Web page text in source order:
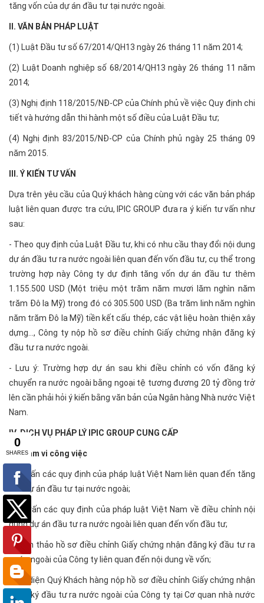
tăng vốn của dự án đầu tư tại nước ngoài.
II. VĂN BẢN PHÁP LUẬT
(1) Luật Đầu tư số 67/2014/QH13 ngày 26 tháng 11 năm 2014;
(2) Luật Doanh nghiệp số 68/2014/QH13 ngày 26 tháng 11 năm
2014;
(3) Nghị định 118/2015/NĐ-CP của Chính phủ về việc Quy định chi
tiết và hướng dẫn thi hành một số điều của Luật Đầu tư;
(4) Nghị định 83/2015/NĐ-CP của Chính phủ ngày 25 tháng 09
năm 2015.
III. Ý KIẾN TƯ VẤN
Dựa trên yêu cầu của Quý khách hàng cùng với các văn bản pháp
luật liên quan được tra cứu, IPIC GROUP đưa ra ý kiến tư vấn như
sau:
- Theo quy định của Luật Đầu tư, khi có nhu cầu thay đổi nội dung
dự án đầu tư ra nước ngoài liên quan đến vốn đầu tư, cụ thể trong
trường hợp này Công ty dự định tăng vốn dự án đầu tư thêm
1.155.500 USD (Một triệu một trăm năm mươi lăm nghìn năm
trăm Đô la Mỹ) trong đó có 305.500 USD (Ba trăm linh năm nghìn
năm trăm Đô la Mỹ) tiền kết cấu thép, các vật liệu hoàn thiện xây
dựng…, Công ty nộp hồ sơ điều chỉnh Giấy chứng nhận đăng ký
đầu tư ra nước ngoài.
- Lưu ý: Trường hợp dự án sau khi điều chỉnh có vốn đăng ký
chuyển ra nước ngoài bằng ngoại tệ tương đương 20 tỷ đồng trở
lên cần phải hỏi ý kiến bằng văn bản của Ngân hàng Nhà nước Việt
Nam.
IV. DỊCH VỤ PHÁP LÝ IPIC GROUP CUNG CẤP
1. Phạm vi công việc
- Tư vấn các quy định của pháp luật Việt Nam liên quan đến tăng
vốn dự án đầu tư tại nước ngoài;
- Tư vấn các quy định của pháp luật Việt Nam về điều chỉnh nội
dung dự án đầu tư ra nước ngoài liên quan đến vốn đầu tư;
- Soạn thảo hồ sơ điều chỉnh Giấy chứng nhận đăng ký đầu tư ra
nước ngoài của Công ty liên quan đến nội dung về vốn;
- Đại diện Quý Khách hàng nộp hồ sơ điều chỉnh Giấy chứng nhận
đăng ký đầu tư ra nước ngoài của Công ty tại Cơ quan nhà nước